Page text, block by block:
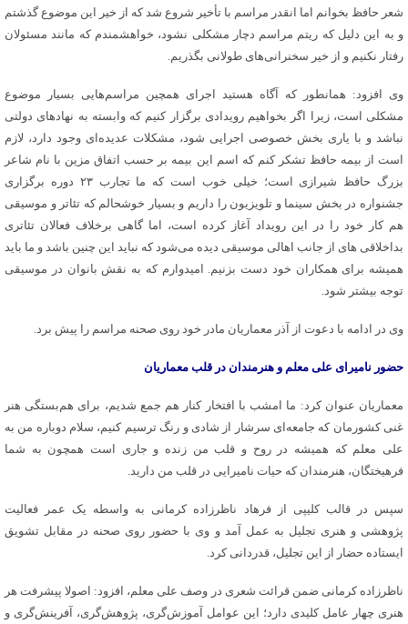
شعر حافظ بخوانم اما انقدر مراسم با تأخیر شروع شد که از خیر این موضوع گذشتم
و به این دلیل که ریتم مراسم دچار مشکلی نشود، خواهشمندم که مانند مسئولان
رفتار نکنیم و از خیر سخنرانی‌های طولانی بگذریم.
وی افزود: همانطور که آگاه هستید اجرای همچین مراسم‌هایی بسیار موضوع
مشکلی است، زیرا اگر بخواهیم رویدادی برگزار کنیم که وابسته به نهادهای دولتی
نباشد و با یاری بخش خصوصی اجرایی شود، مشکلات عدیده‌ای وجود دارد، لازم
است از بیمه حافظ تشکر کنم که اسم این بیمه بر حسب اتفاق مزین با نام شاعر
بزرگ حافظ شیرازی است؛ خیلی خوب است که ما تجارب ۲۳ دوره برگزاری
جشنواره در بخش سینما و تلویزیون را داریم و بسیار خوشحالم که تئاتر و موسیقی
هم کار خود را در این رویداد آغاز کرده است، اما گاهی برخلاف فعالان تئاتری
بداخلاقی های از جانب اهالی موسیقی دیده می‌شود که نباید این چنین باشد و ما باید
همیشه برای همکاران خود دست بزنیم. امیدوارم که به نقش بانوان در موسیقی
توجه بیشتر شود.
وی در ادامه با دعوت از آذر معماریان مادر خود روی صحنه مراسم را پیش برد.
حضور نامیرای علی معلم و هنرمندان در قلب معماریان
معماریان عنوان کرد: ما امشب با افتخار کنار هم جمع شدیم، برای هم‌بستگی هنر
غنی کشورمان که جامعه‌ای سرشار از شادی و رنگ ترسیم کنیم، سلام دوباره من به
علی معلم که همیشه در روح و قلب من زنده و جاری است همچون به شما
فرهیختگان، هنرمندان که حیات نامیرایی در قلب من دارید.
سپس در قالب کلیپی از فرهاد ناظرزاده کرمانی به واسطه یک عمر فعالیت
پژوهشی و هنری تجلیل به عمل آمد و وی با حضور روی صحنه در مقابل تشویق
ایستاده حضار از این تجلیل، قدردانی کرد.
ناظرزاده کرمانی ضمن قرائت شعری در وصف علی معلم، افزود: اصولا پیشرفت هر
هنری چهار عامل کلیدی دارد؛ این عوامل آموزش‌گری، پژوهش‌گری، آفرینش‌گری و